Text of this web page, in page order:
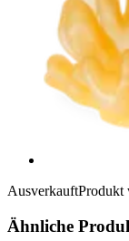
AusverkauftProdukt
Ähnliche